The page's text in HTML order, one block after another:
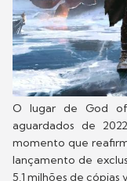
O lugar de God of
aguardados de
momento que
lançamento de
5,1 milhões de cópias